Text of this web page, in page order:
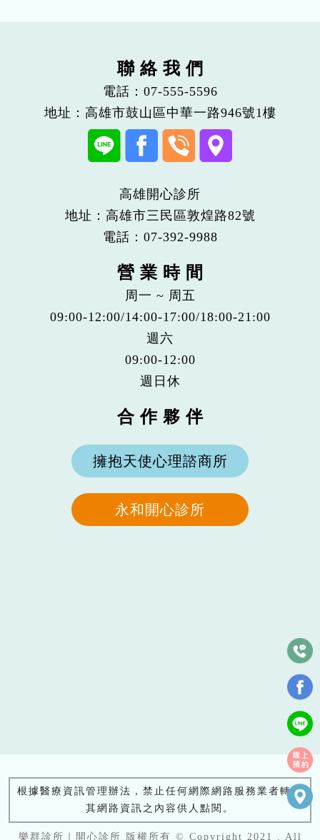
聯 絡 我 們
電話： 07-555-5596
地址：高雄市鼓山區中華一路946號1樓
高雄開心診所
地址：高雄市三民區敦煌路82號
電話： 07-392-9988
營 業 時 間
周一 ~ 周五
09:00-12:00/14:00-17:00/18:00-21:00
週六
09:00-12:00
週日休
合 作 夥 伴
擁抱天使心理諮商所
永和開心診所
根據醫療資訊管理辦法，禁止任何網際網路服務業者轉錄
其網路資訊之內容供人點閱。
樂群診所｜開心診所 版權所有 © Copyright 2021 . All